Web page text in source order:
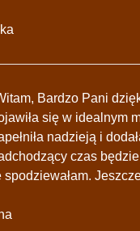
Bardzo Pani
się w idealnym
nadzieją i
czas
spodziewałam.